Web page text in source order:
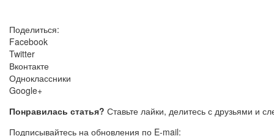
Поделиться:
Facebook
Twitter
Вконтакте
Одноклассники
Google+
Понравилась статья? Ставьте лайки, делитесь с друзьями и
Подписывайтесь на обновления по E-mail: